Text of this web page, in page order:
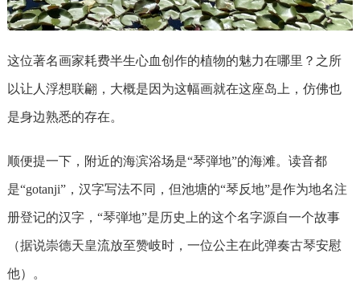
这位著名画家耗费半生心血创作的植物的魅力在哪里？之所
以让人浮想联翩，大概是因为这幅画就在这座岛上，仿佛也
是身边熟悉的存在。
顺便提一下，附近的海滨浴场是“琴弾地”的海滩。读音都
是“gotanji”，汉字写法不同，但池塘的“琴反地”是作为地名注
册登记的汉字，“琴弾地”是历史上的这个名字源自一个故事
（据说崇德天皇流放至赞岐时，一位公主在此弹奏古琴安慰
他）。